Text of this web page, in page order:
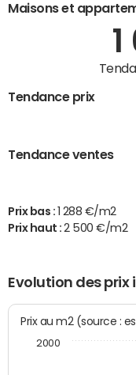
Maisons et
1
Tendance prix
Tendance ventes
Prix bas :
1 288 €/m2
Prix haut :2 500 €/m2
Evolution des
Prix au m2
2000